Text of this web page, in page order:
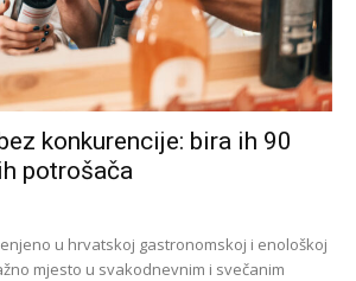
konkurencije: bira ih 90
potrošača
u hrvatskoj gastronomskoj i enološkoj
mjesto u svakodnevnim i svečanim